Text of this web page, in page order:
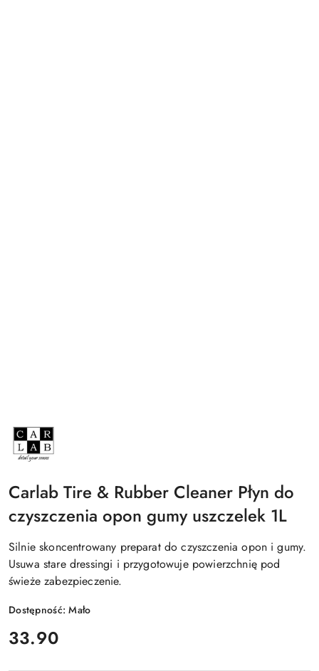
NAZWA
PRODUCENTA:
CARLAB
Carlab Tire & Rubber Cleaner Płyn do
czyszczenia opon gumy uszczelek 1L
Silnie skoncentrowany preparat do czyszczenia opon i gumy.
Usuwa stare dressingi i przygotowuje powierzchnię pod
świeże zabezpieczenie.
Dostępność:Mało
cena:
33.90